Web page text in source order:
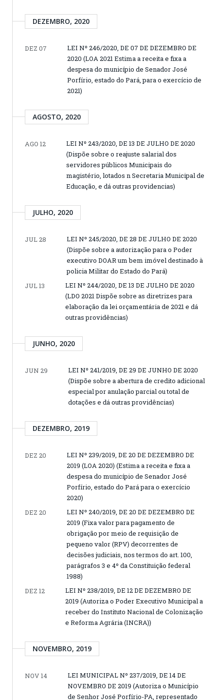
DEZEMBRO, 2020
DEZ 07
LEI Nº 246/2020, DE 07 DE DEZEMBRO DE
2020 (LOA 2021 Estima a receita e fixa a
despesa do município de Senador José
Porfírio, estado do Pará, para o exercício de
2021)
AGOSTO, 2020
AGO 12
LEI Nº 243/2020, DE 13 DE JULHO DE 2020
(Dispõe sobre o reajuste salarial dos
servidores públicos Municipais do
magistério, lotados n Secretaria Municipal de
Educação, e dá outras providencias)
JULHO, 2020
JUL 28
LEI Nº 245/2020, DE 28 DE JULHO DE 2020
(Dispõe sobre a autorização para o Poder
executivo DOAR um bem imóvel destinado à
policia Militar do Estado do Pará)
JUL 13
LEI Nº 244/2020, DE 13 DE JULHO DE 2020
(LDO 2021 Dispõe sobre as diretrizes para
elaboração da lei orçamentária de 2021 e dá
outras providências)
JUNHO, 2020
JUN 29
LEI Nº 241/2019, DE 29 DE JUNHO DE 2020
(Dispõe sobre a abertura de credito adicional
especial por anulação parcial ou total de
dotações e dá outras providências)
DEZEMBRO, 2019
DEZ 20
LEI Nº 239/2019, DE 20 DE DEZEMBRO DE
2019 (LOA 2020) (Estima a receita e fixa a
despesa do município de Senador José
Porfírio, estado do Pará para o exercício
2020)
DEZ 20
LEI Nº 240/2019, DE 20 DE DEZEMBRO DE
2019 (Fixa valor para pagamento de
obrigação por meio de requisição de
pequeno valor (RPV) decorrentes de
decisões judiciais, nos termos do art. 100,
parágrafos 3 e 4º da Constituição federal
1988)
DEZ 12
LEI Nº 238/2019, DE 12 DE DEZEMBRO DE
2019 (Autoriza o Poder Executivo Municipal a
receber do Instituto Nacional de Colonização
e Reforma Agrária (INCRA))
NOVEMBRO, 2019
NOV 14
LEI MUNICIPAL Nº 237/2019, DE 14 DE
NOVEMBRO DE 2019 (Autoriza o Município
de Senhor José Porfírio-PA, representado